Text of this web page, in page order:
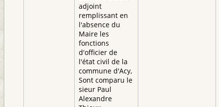
adjoint
remplissant en
l'absence du
Maire les
fonctions
d'officier de
l'état civil de la
commune d'Acy,
Sont comparu le
sieur Paul
Alexandre